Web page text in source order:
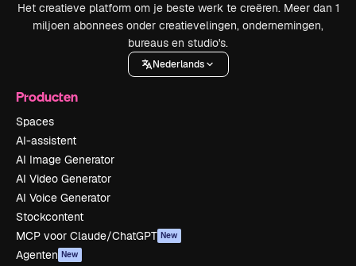
Het creatieve platform om je beste werk te creëren. Meer dan 1
miljoen abonnees onder creatievelingen, ondernemingen,
bureaus en studio's.
Nederlands
Producten
Spaces
AI-assistent
AI Image Generator
AI Video Generator
AI Voice Generator
Stockcontent
MCP voor Claude/ChatGPT New
Agenten New